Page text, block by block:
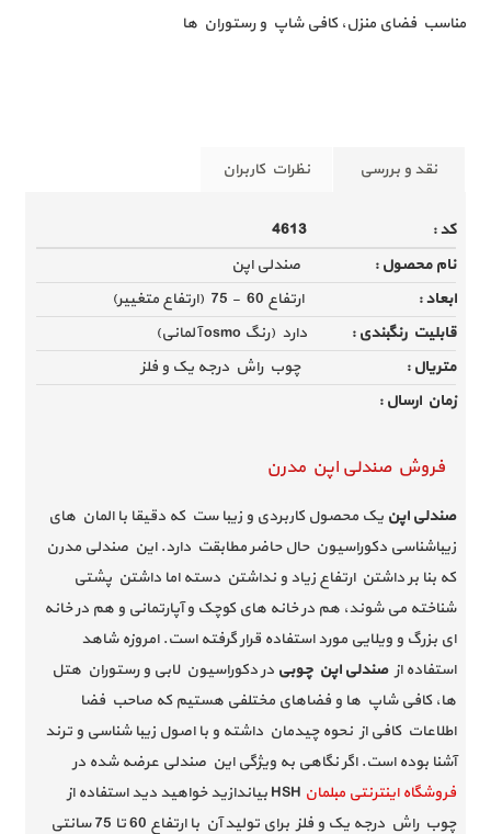
)
مناسب فضای منزل، کافی شاپ و رستوران ها
نقد و بررسی نظرات کاربران
خرید اینترنتی صندلی اپن
صندلی اپن چوبی
تولیدی صندلی اپن
مرکز فروش صندلی اپن در تهران
بهترین صندلی اپن
صندلی اپن مدرن
کد :
4613
نام محصول :
صندلی اپن
ابعاد :
ارتفاع 60 - 75 (ارتفاع متغییر)
قابلیت رنگبندی :
دارد (رنگ osmo آلمانی)
متریال :
چوب راش درجه یک و فلز
زمان ارسال :
فروش صندلی اپن مدرن
صندلی اپن یک محصول کاربردی و زیبا ست که دقیقا با المان های
زیباشناسی دکوراسیون حال حاضر مطابقت دارد. این صندلی مدرن
که بنا بر داشتن ارتفاع زیاد و نداشتن دسته اما داشتن پشتی
شناخته می شوند، هم در خانه های کوچک و آپارتمانی و هم در خانه
ای بزرگ و ویلایی مورد استفاده قرار گرفته است. امروزه شاهد
استفاده ازصندلی اپن چوبی در دکوراسیون لابی و رستوران هتل
ها، کافی شاپ ها و فضاهای مختلفی هستیم که صاحب فضا
اطلاعات کافی از نحوه چیدمان داشته و با اصول زیبا شناسی و ترند
آشنا بوده است. اگر نگاهی به ویژگی این صندلی عرضه شده در
فروشگاه اینترنتی مبلمان
HSH بیاندازید خواهید دید استفاده از
چوب راش درجه یک و فلز برای تولید آن با ارتفاع 60 تا 75 سانتی